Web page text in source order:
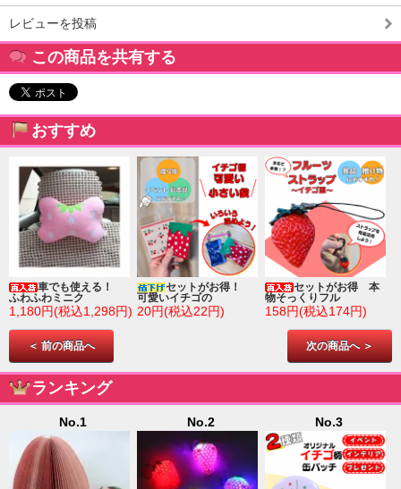
レビューを投稿
この商品を共有する
おすすめ
車でも使える！
ふわふわミニク
1,180円(税込1,298円)
セットがお得！
可愛いイチゴの
20円(税込22円)
セットがお得 本
物そっくりフル
158円(税込174円)
＜ 前の商品へ 次の商品へ ＞
ランキング
No.1 No.2 No.3